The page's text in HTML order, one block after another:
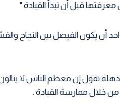
قبل أن تبدأ القيادة "
أن يكون الفيصل بين
تقول إن معظم الناس لا
خلال ممارسة القيادة .